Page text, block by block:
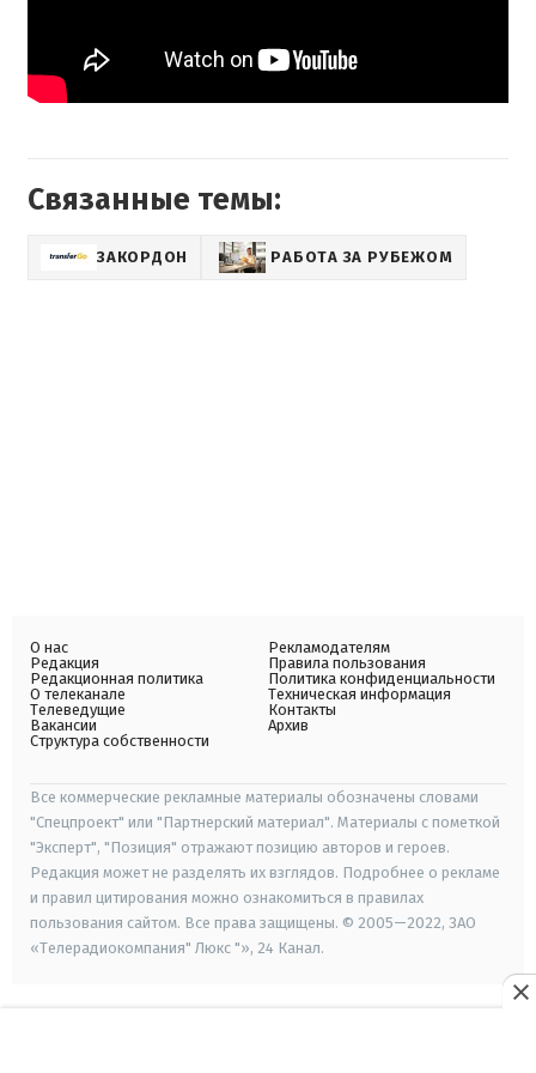
Связанные темы:
ЗАКОРДОН РАБОТА ЗА РУБЕЖОМ
О нас
Редакция
Редакционная политика
О телеканале
Телеведущие
Вакансии
Структура собственности
Рекламодателям
Правила пользования
Политика конфиденциальности
Техническая информация
Контакты
Архив
Все коммерческие рекламные материалы обозначены словами
"Спецпроект" или "Партнерский материал". Материалы с пометкой
"Эксперт", "Позиция" отражают позицию авторов и героев.
Редакция может не разделять их взглядов. Подробнее о рекламе
и правил цитирования можно ознакомиться в правилах
пользования сайтом. Все права защищены. © 2005—2022, ЗАО
«Телерадиокомпания" Люкс "», 24 Канал.